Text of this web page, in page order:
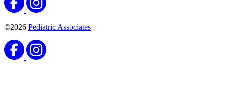
©2026 Pediatric Associates